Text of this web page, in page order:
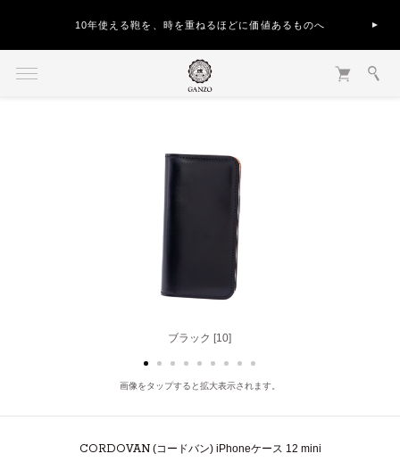
10年使える鞄を、時を重ねるほどに価値あるものへ
ブラック [10]
ヘーゼル [50]
画像をタップすると拡大表示されます。
CORDOVAN(コードバン) iPhoneケース 12 mini